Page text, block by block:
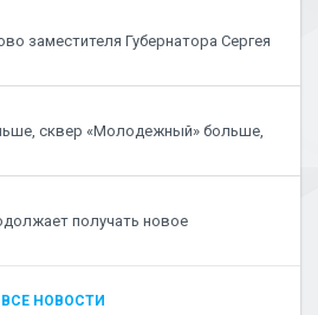
заместителя Губернатора Сергея
сквер «Молодежный» больше,
получать новое
ВСЕ НОВОСТИ